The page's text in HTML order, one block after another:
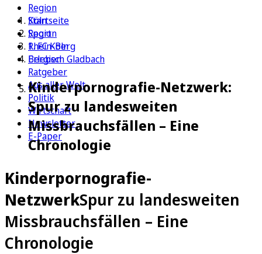
Region
Köln
Sport
1. FC Köln
Erleben
Ratgeber
Aus aller Welt
Politik
Wirtschaft
Newsletter
E-Paper
Startseite
Region
Rhein-Berg
Bergisch Gladbach
Kinderpornografie-Netzwerk:
Spur zu landesweiten
Missbrauchsfällen – Eine
Chronologie
Kinderpornografie-
NetzwerkSpur zu landesweiten
Missbrauchsfällen – Eine
Chronologie